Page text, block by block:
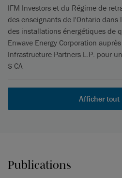
IFM Investors et du Régime de
des enseignants de l'Ontario
des installations énergétiques de
Enwave Energy Corporation
Infrastructure Partners L.P. pour
$ CA
Afficher tout
Publications